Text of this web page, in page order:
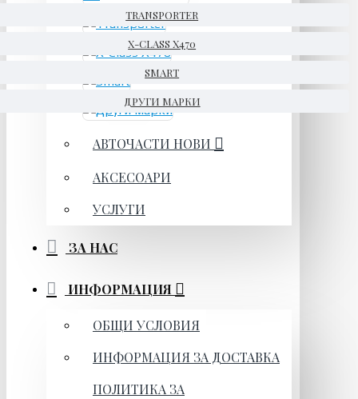
TRANSPORTER
X-CLASS X470
SMART
ДРУГИ МАРКИ
АВТОЧАСТИ НОВИ
АКСЕСОАРИ
УСЛУГИ
ЗА НАС
ИНФОРМАЦИЯ
ОБЩИ УСЛОВИЯ
ИНФОРМАЦИЯ ЗА ДОСТАВКА
ПОЛИТИКА ЗА